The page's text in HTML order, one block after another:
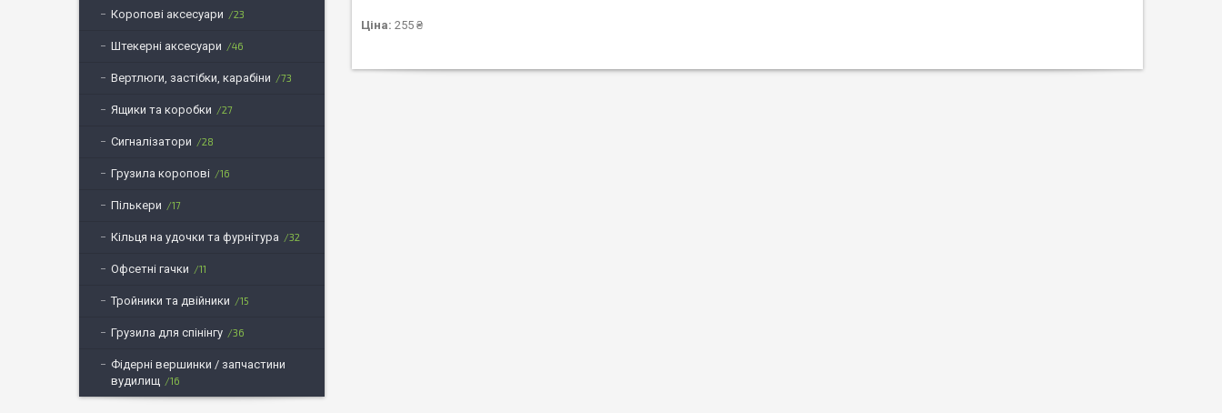
Ціна: 255 ₴
Коропові аксесуари 23
Штекерні аксесуари 46
Вертлюги, застібки, карабіни 73
Ящики та коробки 27
Сигналізатори 28
Грузила коропові 16
Пількери 17
Кільця на удочки та фурнітура 32
Офсетні гачки 11
Тройники та двійники 15
Грузила для спінінгу 36
Фідерні вершинки / запчастини
вудилищ
16